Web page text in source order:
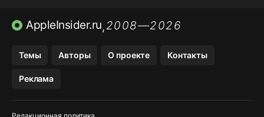
ПРИЛОЖЕНИЯ БЕЗ APP STORE
AppleInsider.ru,2008—2026
Темы Авторы О проекте Контакты
Реклама
Редакционная политика